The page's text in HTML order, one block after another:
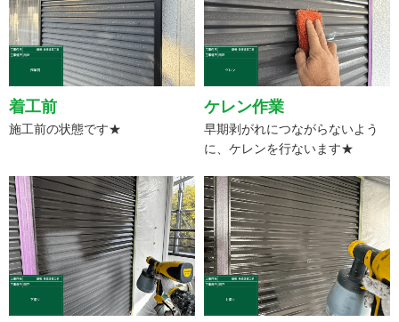
着工前
施工前の状態です★
ケレン作業
早期剥がれにつながらないよう
に、ケレンを行ないます★